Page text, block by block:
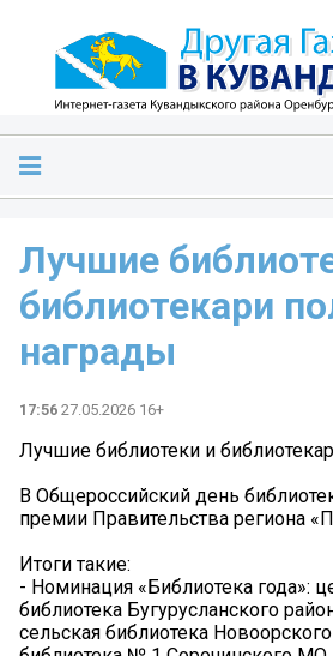
Лучшие
библиотекари
награды
17:56 27.05.2026 16+
Лучшие библиотеки и
В Общероссийский день
премии Правительства региона
Итоги такие:
- Номинация «Библиотека года»:
библиотека Бугурусланского
сельская библиотека